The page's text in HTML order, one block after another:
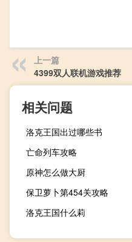
上一篇
4399双人联机游戏推荐
相关问题
洛克王国出过哪些书
亡命列车攻略
原神怎么做大厨
保卫萝卜第454关攻略
洛克王国什么莉